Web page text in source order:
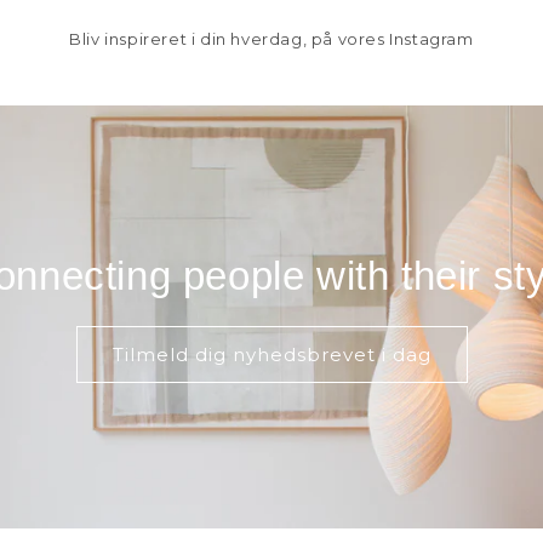
Bliv inspireret i din hverdag, på vores Instagram
people with their
Tilmeld dig nyhedsbrevet i dag